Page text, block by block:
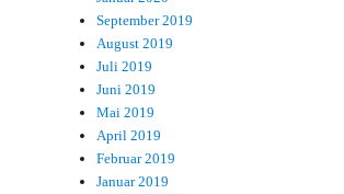
September 2019
August 2019
Juli 2019
Juni 2019
Mai 2019
April 2019
Februar 2019
Januar 2019